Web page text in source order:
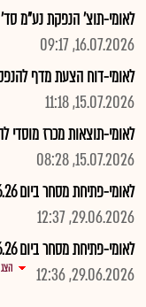
לאומי-תוצ' הנפקת נע"מ סד' 13 לציבור עפ"י דוח הצעת מדף
16.07.2026, 09:17
לאומי-דוח הצעת מדף להנפקת נע"מ סד'
15.07.2026, 11:18
לאומי-תוצאות מכרז מוסדי
15.07.2026, 08:28
לאומי-פתיחת מסחר ביום 30.6.26-לאומי$2029בכ רמ
29.06.2026, 12:37
לאומי-פתיחת מסחר ביום 30.6.26-לאומי$2033בכ רמ
29.06.2026, 12:36
הצג